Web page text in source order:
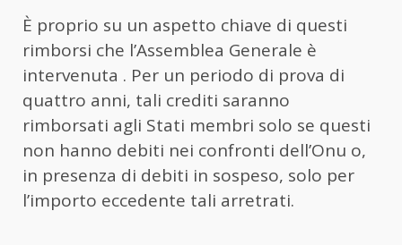
È proprio su un aspetto chiave di questi
rimborsi che l’Assemblea Generale è
intervenuta . Per un periodo di prova di
quattro anni, tali crediti saranno
rimborsati agli Stati membri solo se questi
non hanno debiti nei confronti dell’Onu o,
in presenza di debiti in sospeso, solo per
l’importo eccedente tali arretrati.